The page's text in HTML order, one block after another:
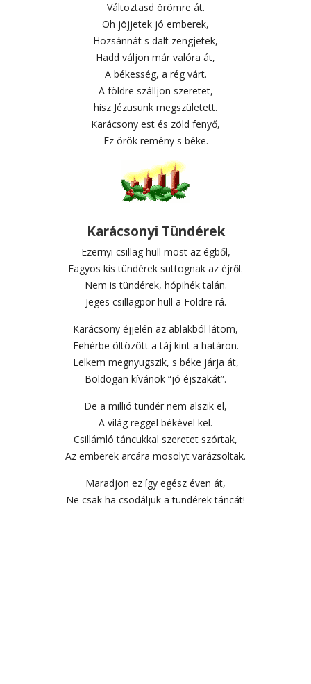
Változtasd örömre át.
Oh jöjjetek jó emberek,
Hozsánnát s dalt zengjetek,
Hadd váljon már valóra át,
A békesség, a rég várt.
A földre szálljon szeretet,
hisz Jézusunk megszületett.
Karácsony est és zöld fenyő,
Ez örök remény s béke.
Karácsonyi Tündérek
Ezernyi csillag hull most az égből,
Fagyos kis tündérek suttognak az éjről.
Nem is tündérek, hópihék talán.
Jeges csillagpor hull a Földre rá.
Karácsony éjjelén az ablakból látom,
Fehérbe öltözött a táj kint a határon.
Lelkem megnyugszik, s béke járja át,
Boldogan kívánok “jó éjszakát”.
De a millió tündér nem alszik el,
A világ reggel békével kel.
Csillámló táncukkal szeretet szórtak,
Az emberek arcára mosolyt varázsoltak.
Maradjon ez így egész éven át,
Ne csak ha csodáljuk a tündérek táncát!